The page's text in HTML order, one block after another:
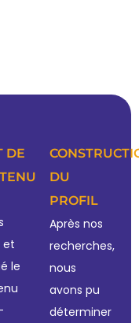
DE
et
le
DU
PROFIL
Après nos
recherches,
nous
avons pu
déterminer